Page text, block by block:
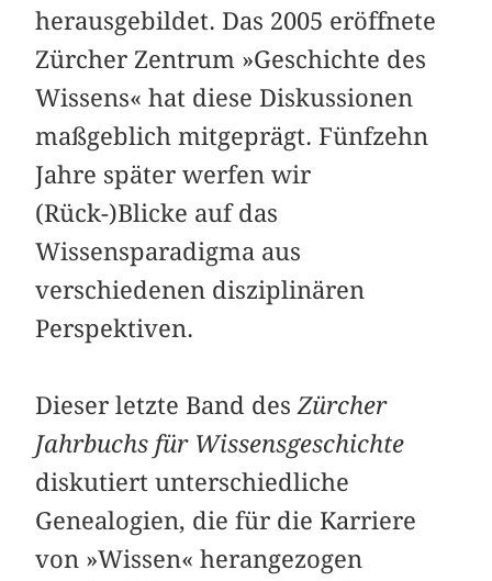
herausgebildet. Das 2005 eröffnete
Zürcher Zentrum »Geschichte des
Wissens« hat diese Diskussionen
maßgeblich mitgeprägt. Fünfzehn
Jahre später werfen wir
(Rück-)Blicke auf das
Wissensparadigma aus
verschiedenen disziplinären
Perspektiven.
Dieser letzte Band desZürcher
Jahrbuchs für Wissensgeschichte
diskutiert unterschiedliche
Genealogien, die für die Karriere
von »Wissen« herangezogen